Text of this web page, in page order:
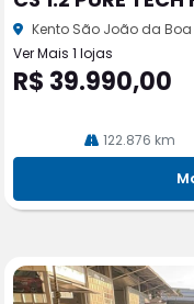
rtil
he
Kento São João da Boa
Ver Mais 1 lojas
R$ 39.990,00
122.876 km